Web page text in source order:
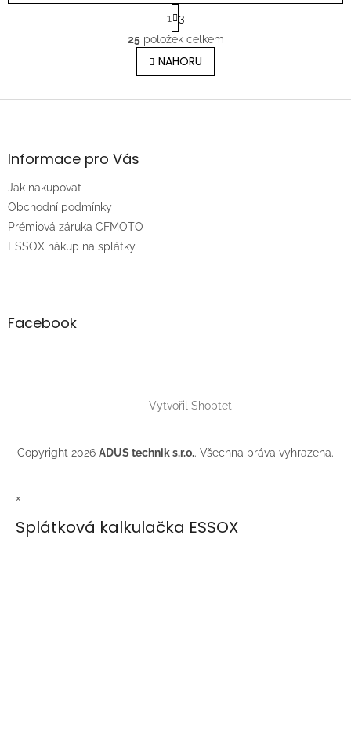
O
v
l
á
S
t
r
á
n
k
v
1
3
25položek celkem
NAHORU
Z
aInformace pro Vás
Jak nakupovat
Obchodní podmínky
Prémiová záruka CFMOTO
ESSOX nákup na splátky
Facebook
Vytvořil Shoptet
Copyright 2026 ADUS technik s.r.o.. Všechna práva vyhrazena.
×
Splátková kalkulačka ESSOX